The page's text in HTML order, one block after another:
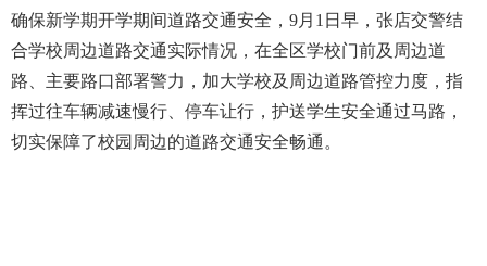
确保新学期开学期间道路交通安全，9月1日早，张店交警结
合学校周边道路交通实际情况，在全区学校门前及周边道
路、主要路口部署警力，加大学校及周边道路管控力度，指
挥过往车辆减速慢行、停车让行，护送学生安全通过马路，
切实保障了校园周边的道路交通安全畅通。